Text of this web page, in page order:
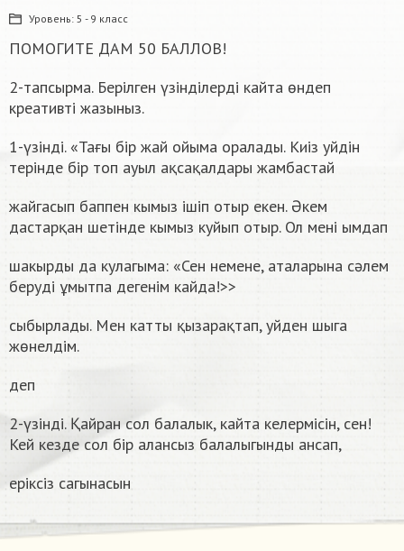
Уровень: 5 - 9 класс
ПОМОГИТЕ ДАМ 50 БАЛЛОВ!
2-тапсырма. Берілген үзінділердi кайта өндеп
креативтi жазыныз.
1-үзінді. «Тағы бiр жай ойыма оралады. Киiз уйдiн
терiнде бiр топ ауыл ақсақалдары жамбастай
жайгасып баппен кымыз iшiп отыр екен. Әкем
дастарқан шетiнде кымыз куйып отыр. Ол мені ымдап
шакырды да кулагыма: «Сен немене, аталарына сәлем
беруді ұмытпа дегенiм кайда!>>
сыбырлады. Мен катты қызарақтап, уйден шыга
жөнелдім.
деп
2-үзінді. Қайран сол балалык, кайта келермісін, сен!
Кей кезде сол бiр алансыз балалыгынды ансап,
ерiксiз сагынасын